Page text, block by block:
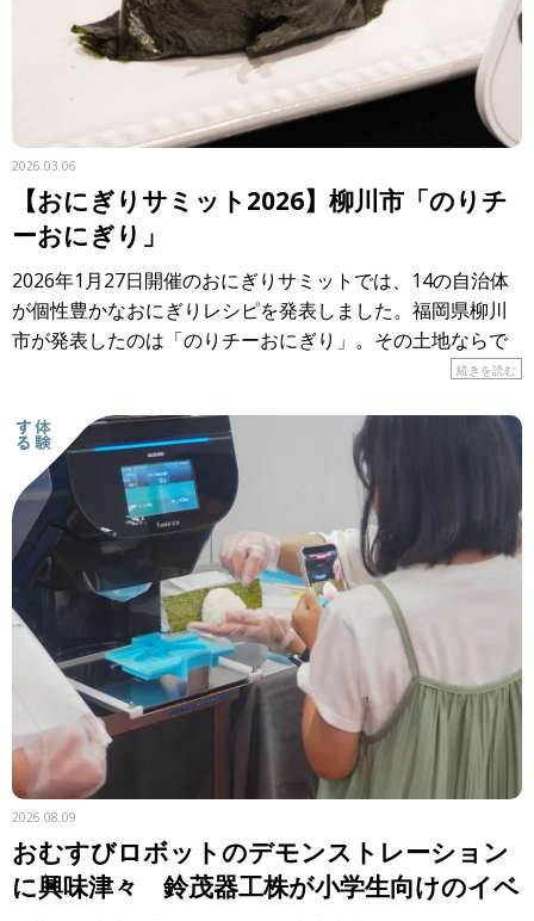
2026.03.06
【おにぎりサミット2026】柳川市「のりチ
ーおにぎり」
2026年1月27日開催のおにぎりサミットでは、14の自治体
が個性豊かなおにぎりレシピを発表しました。福岡県柳川
市が発表したのは「のりチーおにぎり」。その土地ならで
はの食材や工夫に注目しながら、レシピを紹介します。 &n
続きを読む
2026.08.09
おむすびロボットのデモンストレーション
に興味津々 鈴茂器工株が小学生向けのイベ